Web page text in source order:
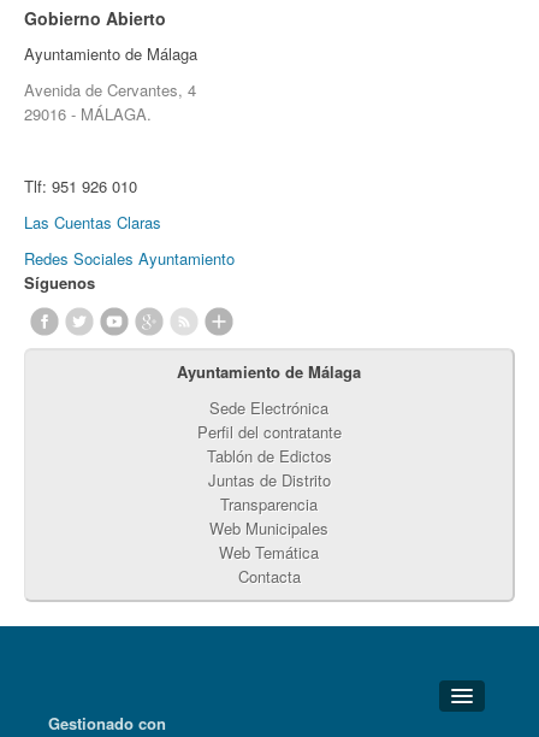
Gobierno Abierto
Ayuntamiento de Málaga
Avenida de Cervantes, 4
29016 - MÁLAGA.
Tlf: 951 926 010
Las Cuentas Claras
Redes Sociales Ayuntamiento
Síguenos
Ayuntamiento de Málaga
Sede Electrónica
Perfil del contratante
Tablón de Edictos
Juntas de Distrito
Transparencia
Web Municipales
Web Temática
Contacta
Gestionado con